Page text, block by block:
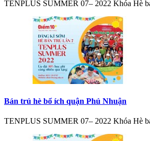
TENPLUS SUMMER 07– 2022 Khóa Hè
Bán trú hè bổ ích quận Phú Nhuận
TENPLUS SUMMER 07– 2022 Khóa Hè